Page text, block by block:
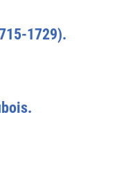
1729).